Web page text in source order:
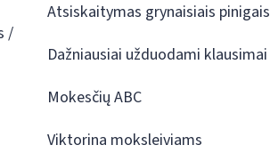
/
Atsiskaitymas grynaisiais pinigais
Dažniausiai užduodami klausimai
Mokesčių ABC
Viktorina moksleiviams